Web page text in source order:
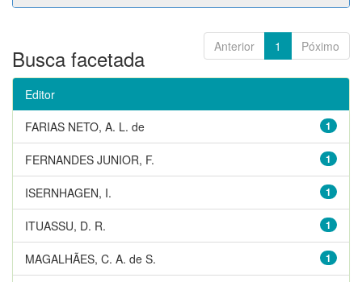
Anterior 1 Póximo
Busca facetada
Editor
1
FARIAS NETO, A. L. de
1
FERNANDES JUNIOR, F.
1
ISERNHAGEN, I.
1
ITUASSU, D. R.
1
MAGALHÃES, C. A. de S.